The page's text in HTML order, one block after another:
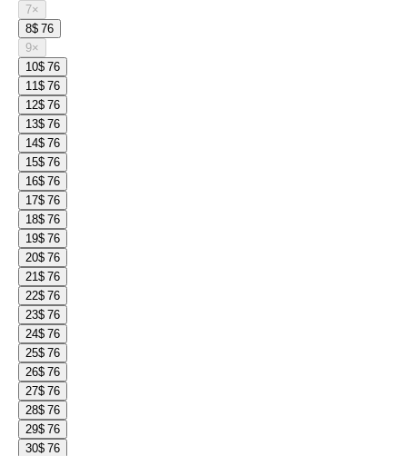
7×
8$ 76
9×
10$ 76
11$ 76
12$ 76
13$ 76
14$ 76
15$ 76
16$ 76
17$ 76
18$ 76
19$ 76
20$ 76
21$ 76
22$ 76
23$ 76
24$ 76
25$ 76
26$ 76
27$ 76
28$ 76
29$ 76
30$ 76